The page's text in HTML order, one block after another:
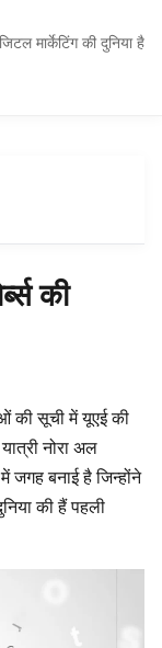
मार्केटिंग की दुनिया है
की
की सूची में यूएई की
नोरा अल
जगह बनाई है जिन्होंने
की हैं पहली